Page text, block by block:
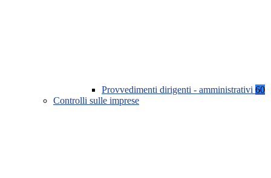
Provvedimenti dirigenti - amministrativi 60
Controlli sulle imprese